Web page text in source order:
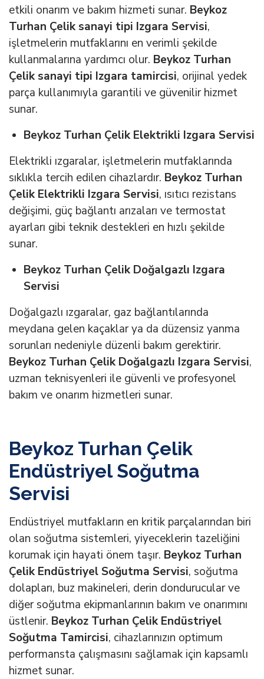
etkili onarım ve bakım hizmeti sunar. Beykoz
Turhan Çelik sanayi tipi Izgara Servisi,
işletmelerin mutfaklarını en verimli şekilde
kullanmalarına yardımcı olur. Beykoz Turhan
Çelik sanayi tipi Izgara tamircisi, orijinal yedek
parça kullanımıyla garantili ve güvenilir hizmet
sunar.
Beykoz Turhan Çelik Elektrikli Izgara Servisi
Elektrikli ızgaralar, işletmelerin mutfaklarında
sıklıkla tercih edilen cihazlardır. Beykoz Turhan
Çelik Elektrikli Izgara Servisi, ısıtıcı rezistans
değişimi, güç bağlantı arızaları ve termostat
ayarları gibi teknik destekleri en hızlı şekilde
sunar.
Beykoz Turhan Çelik Doğalgazlı Izgara
Servisi
Doğalgazlı ızgaralar, gaz bağlantılarında
meydana gelen kaçaklar ya da düzensiz yanma
sorunları nedeniyle düzenli bakım gerektirir.
Beykoz Turhan Çelik Doğalgazlı Izgara Servisi,
uzman teknisyenleri ile güvenli ve profesyonel
bakım ve onarım hizmetleri sunar.
Beykoz Turhan Çelik
Endüstriyel Soğutma
Servisi
Endüstriyel mutfakların en kritik parçalarından biri
olan soğutma sistemleri, yiyeceklerin tazeliğini
korumak için hayati önem taşır. Beykoz Turhan
Çelik Endüstriyel Soğutma Servisi, soğutma
dolapları, buz makineleri, derin dondurucular ve
diğer soğutma ekipmanlarının bakım ve onarımını
üstlenir. Beykoz Turhan Çelik Endüstriyel
Soğutma Tamircisi, cihazlarınızın optimum
performansta çalışmasını sağlamak için kapsamlı
hizmet sunar.